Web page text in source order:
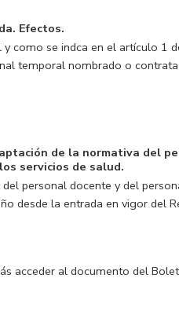
Efectos.
y como se indca en el artículo 1
temporal nombrado o
de la normativa del
servicios de salud.
personal docente y del
desde la entrada en vigor del
acceder al documento del